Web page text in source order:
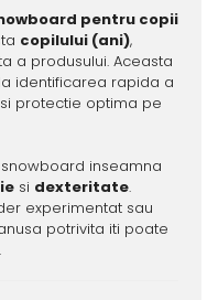
pentru copii
copilului (ani),
a produsului. Aceasta
identificarea rapida a
protectie optima pe
inseamna
si dexteritate.
experimentat sau
potrivita iti poate